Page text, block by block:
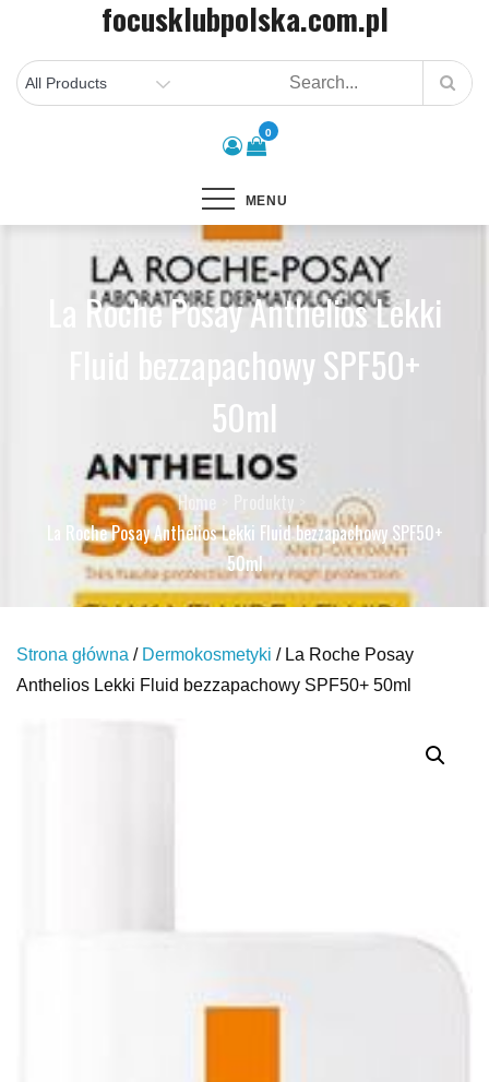
content
focusklubpolska.com.pl
0
MENU
La Roche Posay Anthelios Lekki
Fluid bezzapachowy SPF50+
50ml
Home
Produkty
La Roche Posay Anthelios Lekki Fluid bezzapachowy SPF50+
50ml
Strona główna / Dermokosmetyki / La Roche Posay
Anthelios Lekki Fluid bezzapachowy SPF50+ 50ml